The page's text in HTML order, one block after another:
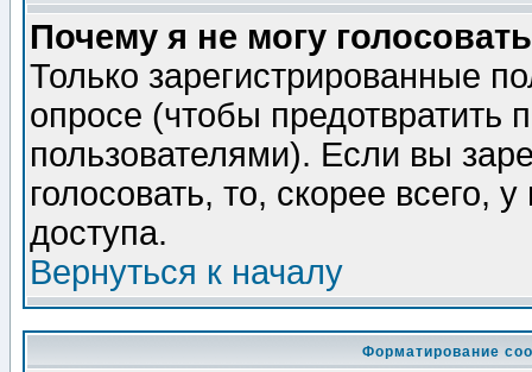
Почему я не могу
Только зарегистрированные
опросе (чтобы предотвратить
пользователями). Если вы
голосовать, то, скорее всего,
доступа.
Вернуться к началу
Форматирование